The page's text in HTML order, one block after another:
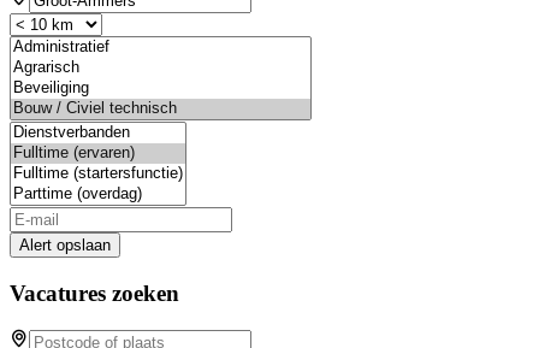
Alert opslaan
Vacatures zoeken